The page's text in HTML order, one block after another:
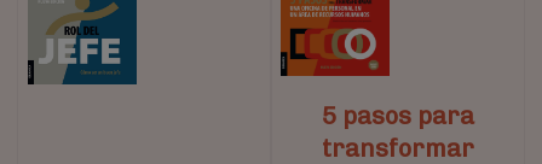
5 pasos para
transformar